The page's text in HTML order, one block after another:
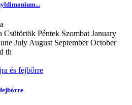
Csütörtök Péntek Szombat January
July August September October
th
fejbőrre